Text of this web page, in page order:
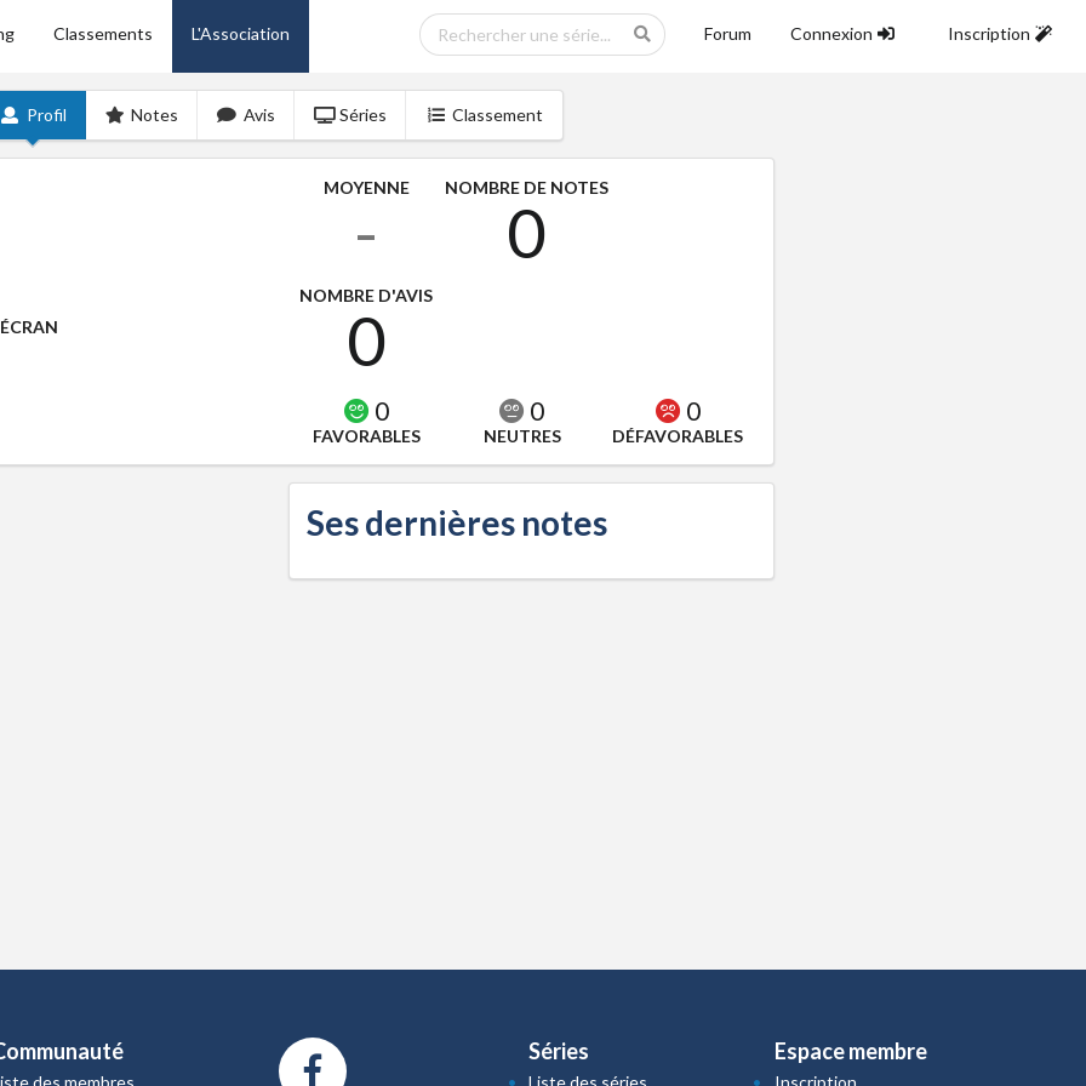
Classements L'Association Forum Connexion Inscription
Profil Notes Avis Séries Classement
MOYENNE
-
NOMBRE DE NOTES
0
NOMBRE D'AVIS
0
0
FAVORABLES
0
NEUTRES
0
DÉFAVORABLES
Ses dernières notes
des membres
Séries
Liste des séries
Espace membre
Inscription